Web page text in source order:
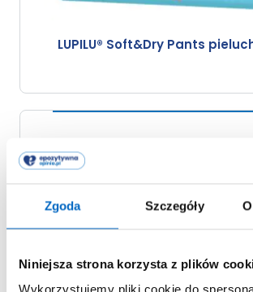
Zgoda Szczegóły
Niniejsza strona korzysta z plików
Wykorzystujemy pliki cookie do
LUPILU® Soft&Dry Pants